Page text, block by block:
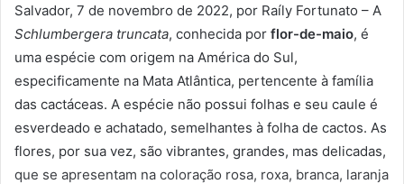
Salvador, 7 de novembro de 2022, por Raíly Fortunato – A
Schlumbergera truncata, conhecida por flor-de-maio, é
uma espécie com origem na América do Sul,
especificamente na Mata Atlântica, pertencente à família
das cactáceas. A espécie não possui folhas e seu caule é
esverdeado e achatado, semelhantes à folha de cactos. As
flores, por sua vez, são vibrantes, grandes, mas delicadas,
que se apresentam na coloração rosa, roxa, branca, laranja